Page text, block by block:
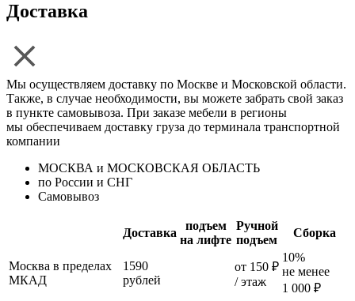
Доставка
Мы осуществляем доставку по Москве и Московской области.
Также, в случае необходимости, вы можете забрать свой заказ
в пункте самовывоза. При заказе мебели в регионы
мы обеспечиваем доставку груза до терминала транспортной
компании
МОСКВА и МОСКОВСКАЯ ОБЛАСТЬ
по России и СНГ
Самовывоз
Доставка
подъем
на лифте
Ручной
подъем
Сборка
Москва в пределах
МКАД
1590
рублей
от 150 ₽
/ этаж
10%
не менее
1 000 ₽